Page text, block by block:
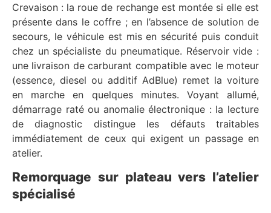
Crevaison : la roue de rechange est montée si elle est
présente dans le coffre ; en l’absence de solution de
secours, le véhicule est mis en sécurité puis conduit
chez un spécialiste du pneumatique. Réservoir vide :
une livraison de carburant compatible avec le moteur
(essence, diesel ou additif AdBlue) remet la voiture
en marche en quelques minutes. Voyant allumé,
démarrage raté ou anomalie électronique : la lecture
de diagnostic distingue les défauts traitables
immédiatement de ceux qui exigent un passage en
atelier.
Remorquage sur plateau vers l’atelier
spécialisé